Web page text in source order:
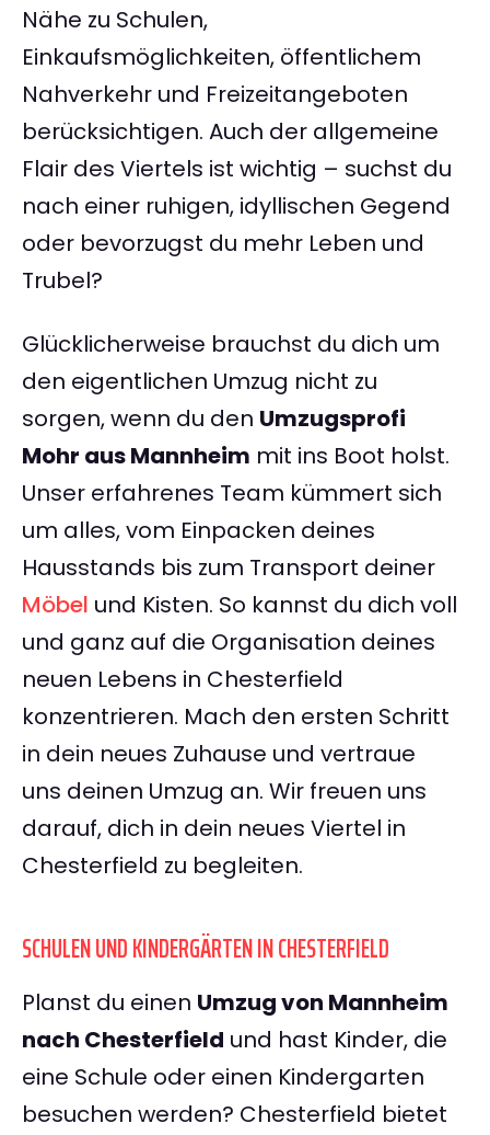
Nähe zu Schulen,
Einkaufsmöglichkeiten, öffentlichem
Nahverkehr und Freizeitangeboten
berücksichtigen. Auch der allgemeine
Flair des Viertels ist wichtig – suchst du
nach einer ruhigen, idyllischen Gegend
oder bevorzugst du mehr Leben und
Trubel?
Glücklicherweise brauchst du dich um
den eigentlichen Umzug nicht zu
sorgen, wenn du den Umzugsprofi
Mohr aus Mannheim mit ins Boot holst.
Unser erfahrenes Team kümmert sich
um alles, vom Einpacken deines
Hausstands bis zum Transport deiner
Möbel und Kisten. So kannst du dich voll
und ganz auf die Organisation deines
neuen Lebens in Chesterfield
konzentrieren. Mach den ersten Schritt
in dein neues Zuhause und vertraue
uns deinen Umzug an. Wir freuen uns
darauf, dich in dein neues Viertel in
Chesterfield zu begleiten.
SCHULEN UND KINDERGÄRTEN IN CHESTERFIELD
Planst du einen Umzug von Mannheim
nach Chesterfield und hast Kinder, die
eine Schule oder einen Kindergarten
besuchen werden? Chesterfield bietet